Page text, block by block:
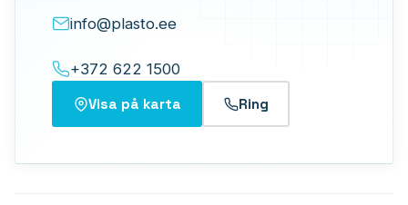
info@plasto.ee
+372 622 1500
Visa på karta Ring